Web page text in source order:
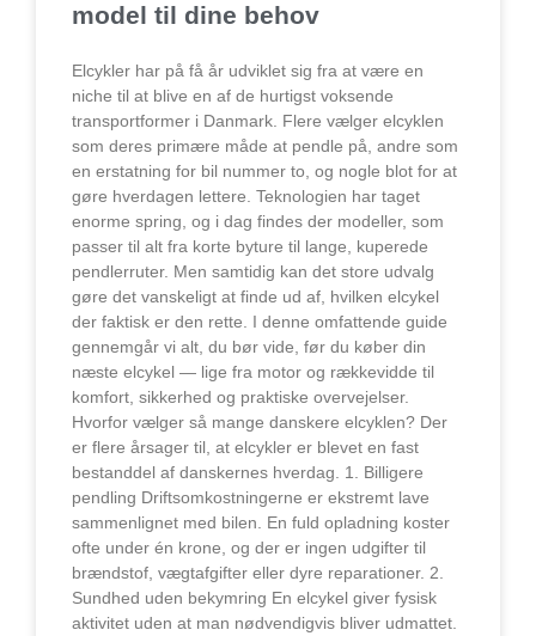
model til dine behov
Elcykler har på få år udviklet sig fra at være en
niche til at blive en af de hurtigst voksende
transportformer i Danmark. Flere vælger elcyklen
som deres primære måde at pendle på, andre som
en erstatning for bil nummer to, og nogle blot for at
gøre hverdagen lettere. Teknologien har taget
enorme spring, og i dag findes der modeller, som
passer til alt fra korte byture til lange, kuperede
pendlerruter. Men samtidig kan det store udvalg
gøre det vanskeligt at finde ud af, hvilken elcykel
der faktisk er den rette. I denne omfattende guide
gennemgår vi alt, du bør vide, før du køber din
næste elcykel — lige fra motor og rækkevidde til
komfort, sikkerhed og praktiske overvejelser.
Hvorfor vælger så mange danskere elcyklen? Der
er flere årsager til, at elcykler er blevet en fast
bestanddel af danskernes hverdag. 1. Billigere
pendling Driftsomkostningerne er ekstremt lave
sammenlignet med bilen. En fuld opladning koster
ofte under én krone, og der er ingen udgifter til
brændstof, vægtafgifter eller dyre reparationer. 2.
Sundhed uden bekymring En elcykel giver fysisk
aktivitet uden at man nødvendigvis bliver udmattet.